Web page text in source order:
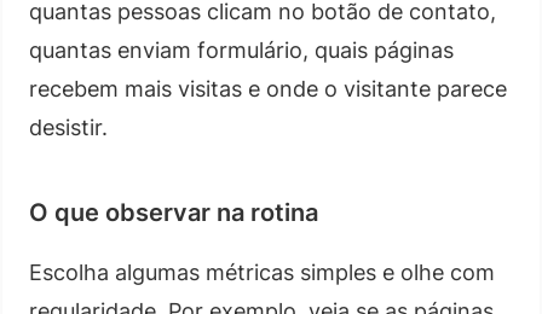
quantas pessoas clicam no botão de contato,
quantas enviam formulário, quais páginas
recebem mais visitas e onde o visitante parece
desistir.
O que observar na rotina
Escolha algumas métricas simples e olhe com